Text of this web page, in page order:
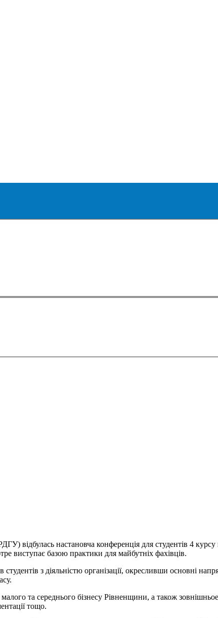
відбулась настановча конференція для студентів 4
виступає базою практики для майбутніх фахівців.
з діяльністю організації, окресливши основні
та середнього бізнесу Рівненщини, а також
тощо.